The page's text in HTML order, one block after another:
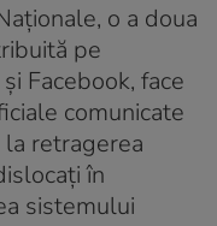
o a doua
pe
Facebook, face
comunicate
retragerea
în
sistemului